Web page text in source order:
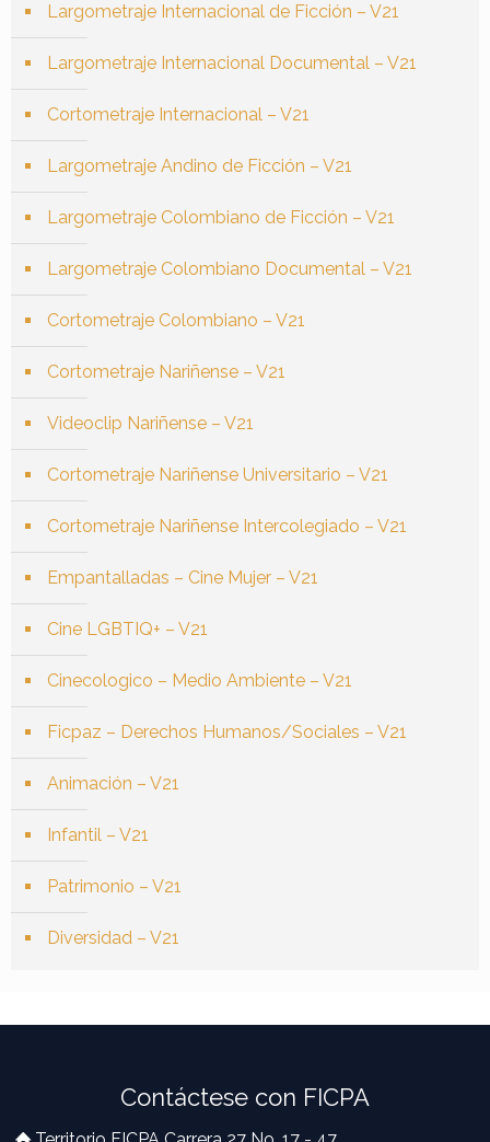
Largometraje Internacional de Ficción – V21
Largometraje Internacional Documental – V21
Cortometraje Internacional – V21
Largometraje Andino de Ficción – V21
Largometraje Colombiano de Ficción – V21
Largometraje Colombiano Documental – V21
Cortometraje Colombiano – V21
Cortometraje Nariñense – V21
Videoclip Nariñense – V21
Cortometraje Nariñense Universitario – V21
Cortometraje Nariñense Intercolegiado – V21
Empantalladas – Cine Mujer – V21
Cine LGBTIQ+ – V21
Cinecologico – Medio Ambiente – V21
Ficpaz – Derechos Humanos/Sociales – V21
Animación – V21
Infantil – V21
Patrimonio – V21
Diversidad – V21
Contáctese con FICPA